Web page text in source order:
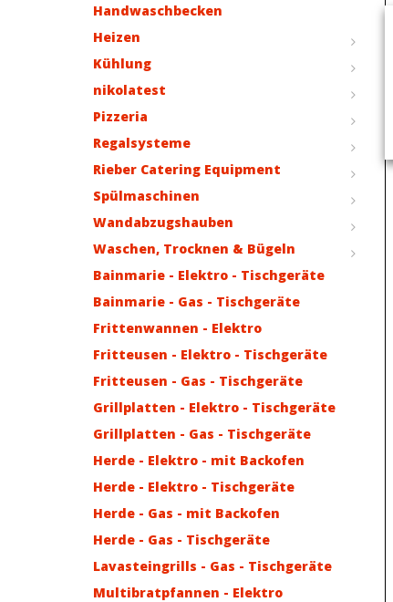
Handwaschbecken
Heizen
Kühlung
nikolatest
Pizzeria
Regalsysteme
Rieber Catering Equipment
Spülmaschinen
Wandabzugshauben
Waschen, Trocknen & Bügeln
Bainmarie - Elektro - Tischgeräte
Bainmarie - Gas - Tischgeräte
Frittenwannen - Elektro
Fritteusen - Elektro - Tischgeräte
Fritteusen - Gas - Tischgeräte
Grillplatten - Elektro - Tischgeräte
Grillplatten - Gas - Tischgeräte
Herde - Elektro - mit Backofen
Herde - Elektro - Tischgeräte
Herde - Gas - mit Backofen
Herde - Gas - Tischgeräte
Lavasteingrills - Gas - Tischgeräte
Multibratpfannen - Elektro